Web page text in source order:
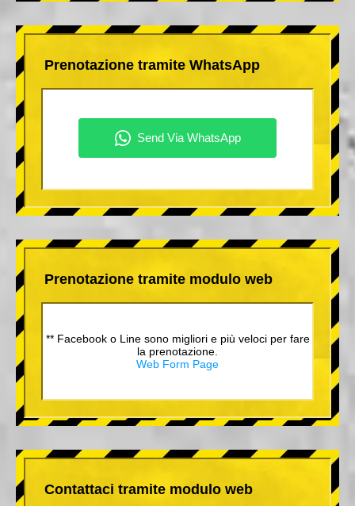
Prenotazione tramite WhatsApp
Prenotazione tramite modulo web
** Facebook o Line sono migliori e più veloci per fare
la prenotazione.
Web Form Page
Contattaci tramite modulo web